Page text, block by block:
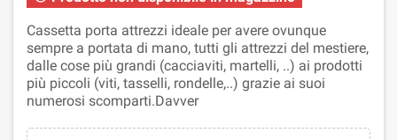
Cassetta porta attrezzi ideale per avere ovunque
sempre a portata di mano, tutti gli attrezzi del mestiere,
dalle cose più grandi (cacciaviti, martelli, ..) ai prodotti
più piccoli (viti, tasselli, rondelle,..) grazie ai suoi
numerosi scomparti.Davver